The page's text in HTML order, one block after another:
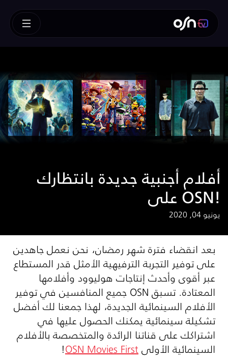
أفلام أجنبية جديدة بانتظارك
على OSN!
يونيو 04, 2020
بعد انقضاء فترة شهر رمضان، نحن نعمل جاهدين
على توفير التجربة الترفيهية الأمثل قدر المستطاع
عبر أقوى وأحدث إنتاجات هوليوود وأفلامها
المعتادة. تسبقOSNجميع المنافسين في توفير
الأفلام السينمائية الجديدة، لهذا جمعنا لك أفضل
تشكيلة سينمائية يمكنك الحصول عليها في
اشتراكك على قناتنا الرائدة والمتخصصة بالأفلام
السينمائية الأولىOSN Movies First
!